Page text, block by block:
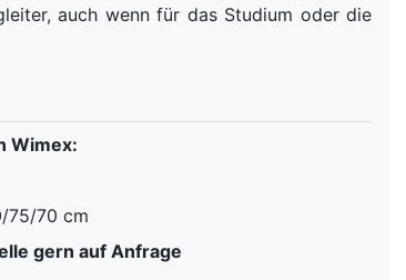
auch wenn für das Studium oder die
Wimex:
75/70 cm
gern auf Anfrage